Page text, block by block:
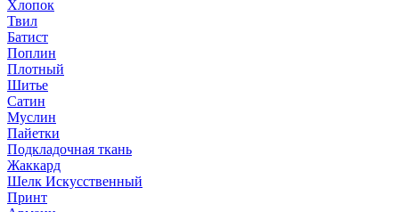
Хлопок
Твил
Батист
Поплин
Плотный
Шитье
Сатин
Муслин
Пайетки
Подкладочная ткань
Жаккард
Шелк Искусственный
Принт